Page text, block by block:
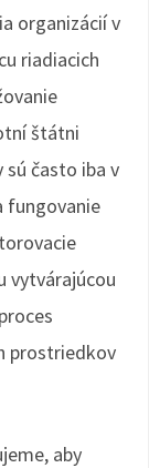
organizácií v
riadiacich
štátni
sú často iba v
fungovanie
vytvárajúcou
prostriedkov
aby